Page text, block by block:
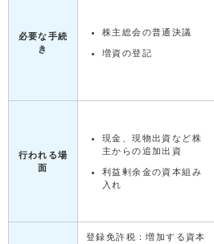
必要な手続
き
株主総会の普通決議
増資の登記
行われる場
面
現金、現物出資など株
主からの追加出資
利益剰余金の資本組み
入れ
登録免許税：増加する資本